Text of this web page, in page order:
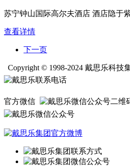
苏宁钟山国际高尔夫酒店 酒店隐于
查看详情
下一页
Copyright © 1998-2024 戴思乐科技
官方微信